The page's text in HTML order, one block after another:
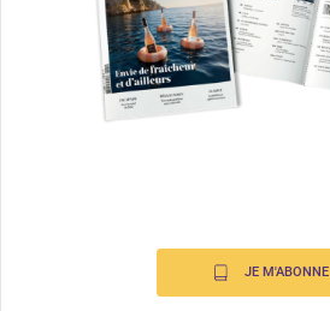
JE M'ABONNE